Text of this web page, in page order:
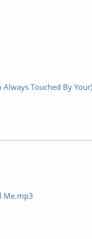
Touched By Your)
Me.mp3